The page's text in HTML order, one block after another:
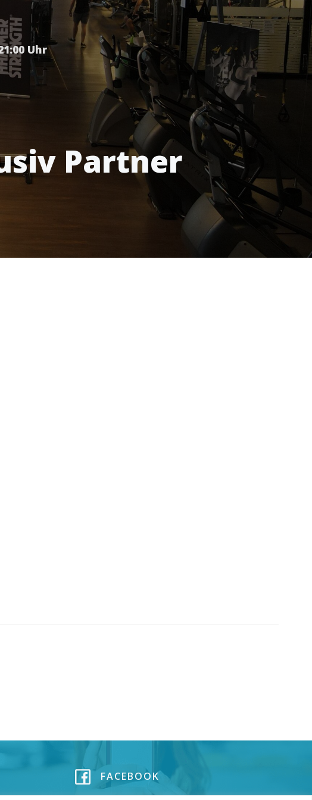
Uhr
Partner
FACEBOOK